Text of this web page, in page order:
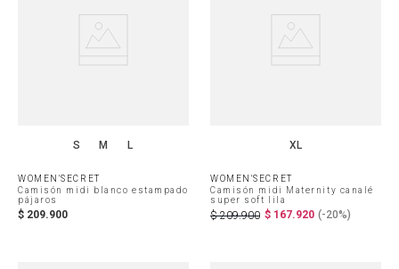
S M L
WOMEN'SECRET
Camisón midi blanco estampado
pájaros
$ 209.900
XL
WOMEN'SECRET
Camisón midi Maternity canalé
super soft lila
$ 209.900 $ 167.920 (-20%)